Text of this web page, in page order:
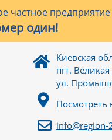
частное
один!
Киевская
пгт.
ул.
Посмотреть
info@region-